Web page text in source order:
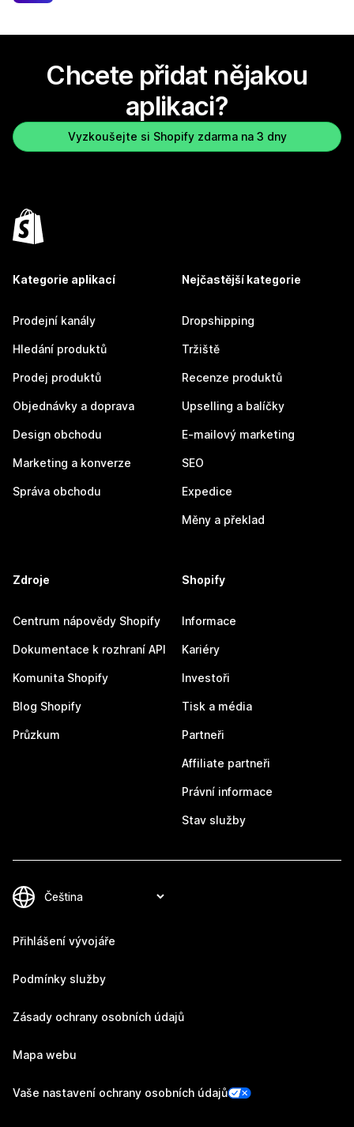
Chcete přidat nějakou
aplikaci?
Vyzkoušejte si Shopify zdarma na 3 dny
Kategorie aplikací
Prodejní kanály
Hledání produktů
Prodej produktů
Objednávky a doprava
Design obchodu
Marketing a konverze
Správa obchodu
Nejčastější kategorie
Dropshipping
Tržiště
Recenze produktů
Upselling a balíčky
E-mailový marketing
SEO
Expedice
Měny a překlad
Zdroje
Centrum nápovědy Shopify
Dokumentace k rozhraní API
Komunita Shopify
Blog Shopify
Průzkum
Shopify
Informace
Kariéry
Investoři
Tisk a média
Partneři
Affiliate partneři
Právní informace
Stav služby
Přihlášení vývojáře
Podmínky služby
Zásady ochrany osobních údajů
Mapa webu
Vaše nastavení ochrany osobních údajů